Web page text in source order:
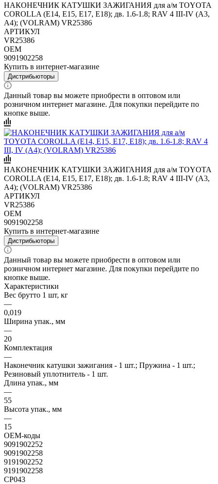
НАКОНЕЧНИК КАТУШКИ ЗАЖИГАНИЯ для а/м TOYOTA
COROLLA (E14, E15, E17, E18); дв. 1.6-1.8; RAV 4 III-IV (A3,
A4); (VOLRAM) VR25386
АРТИКУЛ
VR25386
OEM
9091902258
Купить в интернет-магазине
Дистрибьюторы
Данный товар вы можете приобрести в оптовом или
розничном интернет магазине. Для покупки перейдите по
кнопке выше.
НАКОНЕЧНИК КАТУШКИ ЗАЖИГАНИЯ для а/м TOYOTA
COROLLA (E14, E15, E17, E18); дв. 1.6-1.8; RAV 4 III-IV (A3,
A4); (VOLRAM) VR25386
АРТИКУЛ
VR25386
OEM
9091902258
Купить в интернет-магазине
Дистрибьюторы
Данный товар вы можете приобрести в оптовом или
розничном интернет магазине. Для покупки перейдите по
кнопке выше.
Характеристики
Вес брутто 1 шт, кг
—
0,019
Ширина упак., мм
—
20
Комплектация
—
Наконечник катушки зажигания - 1 шт.; Пружина - 1 шт.;
Резиновый уплотнитель - 1 шт.
Длина упак., мм
—
55
Высота упак., мм
—
15
OEM-коды
9091902252
9091902258
9191902252
9191902258
CP043